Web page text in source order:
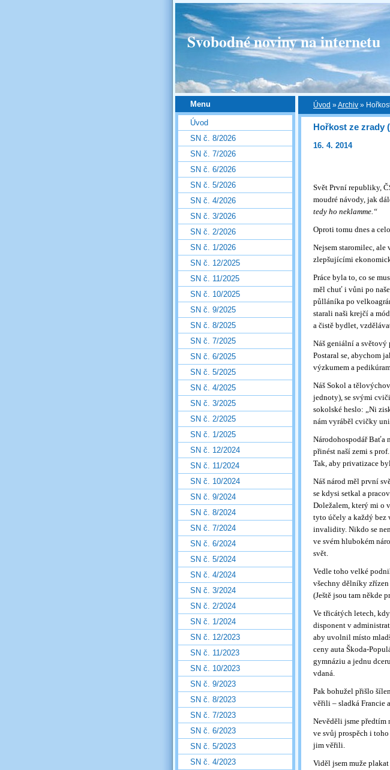
Svobodné noviny na internetu
Úvod »Archiv »
Hořkost ze zrady
16. 4. 2014
Svět První republiky,
moudré návody, jak
tedy ho neklamme.“
Oproti tomu dnes a
Nejsem staromilec,
zlepšujícími
Práce byla to, co se
měl chuť i vůni po
půlláníka po
starali naši krejčí a
a čistě bydlet,
Náš geniální a světový
Postaral se, abychom
výzkumem a
Náš Sokol a
jednoty), se svými
sokolské heslo: „Ni
nám vyráběl cvičky
Národohospodář Baťa
přinést naší zemi s
Tak, aby privatizace
Náš národ měl první
se kdysi setkal a
Doležalem, který mi o
tyto účely a každý bez
invalidity. Nikdo se
ve svém hlubokém
svět.
Vedle toho velké
všechny dělníky zřízen
(Ještě jsou tam někde
Ve třicátých letech,
disponent v
aby uvolnil místo
ceny auta Škoda-
gymnáziu a jednu
vdaná.
Pak bohužel přišlo
věřili – sladká Francie
Nevěděli jsme předtím
ve svůj prospěch i
jim věřili.
Viděl jsem muže
Menu
Úvod
SN č. 8/2026
SN č. 7/2026
SN č. 6/2026
SN č. 5/2026
SN č. 4/2026
SN č. 3/2026
SN č. 2/2026
SN č. 1/2026
SN č. 12/2025
SN č. 11/2025
SN č. 10/2025
SN č. 9/2025
SN č. 8/2025
SN č. 7/2025
SN č. 6/2025
SN č. 5/2025
SN č. 4/2025
SN č. 3/2025
SN č. 2/2025
SN č. 1/2025
SN č. 12/2024
SN č. 11/2024
SN č. 10/2024
SN č. 9/2024
SN č. 8/2024
SN č. 7/2024
SN č. 6/2024
SN č. 5/2024
SN č. 4/2024
SN č. 3/2024
SN č. 2/2024
SN č. 1/2024
SN č. 12/2023
SN č. 11/2023
SN č. 10/2023
SN č. 9/2023
SN č. 8/2023
SN č. 7/2023
SN č. 6/2023
SN č. 5/2023
SN č. 4/2023